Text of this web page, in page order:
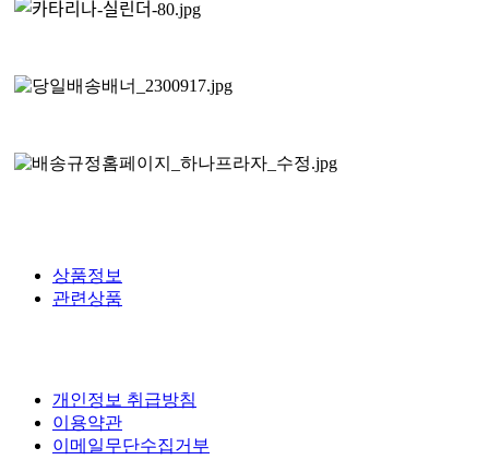
상품정보
관련상품
개인정보 취급방침
이용약관
이메일무단수집거부